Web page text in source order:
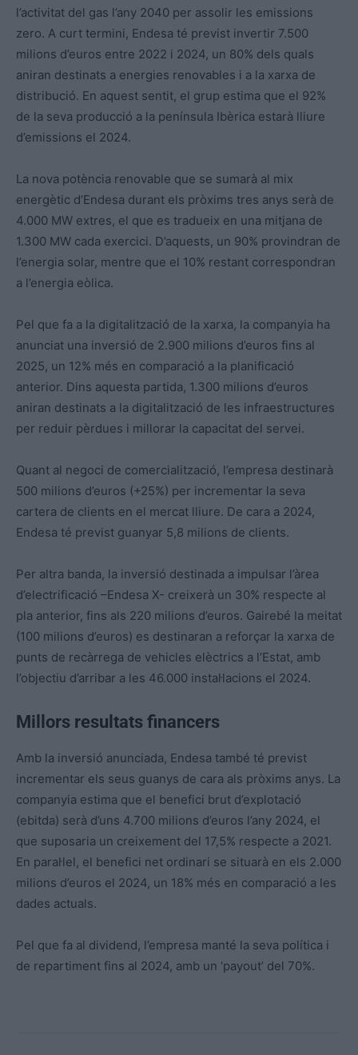
l’activitat del gas l’any 2040 per assolir les emissions
zero. A curt termini, Endesa té previst invertir 7.500
milions d’euros entre 2022 i 2024, un 80% dels quals
aniran destinats a energies renovables i a la xarxa de
distribució. En aquest sentit, el grup estima que el 92%
de la seva producció a la península Ibèrica estarà lliure
d’emissions el 2024.
La nova potència renovable que se sumarà al mix
energètic d’Endesa durant els pròxims tres anys serà de
4.000 MW extres, el que es tradueix en una mitjana de
1.300 MW cada exercici. D’aquests, un 90% provindran de
l’energia solar, mentre que el 10% restant correspondran
a l’energia eòlica.
Pel que fa a la digitalització de la xarxa, la companyia ha
anunciat una inversió de 2.900 milions d’euros fins al
2025, un 12% més en comparació a la planificació
anterior. Dins aquesta partida, 1.300 milions d’euros
aniran destinats a la digitalització de les infraestructures
per reduir pèrdues i millorar la capacitat del servei.
Quant al negoci de comercialització, l’empresa destinarà
500 milions d’euros (+25%) per incrementar la seva
cartera de clients en el mercat lliure. De cara a 2024,
Endesa té previst guanyar 5,8 milions de clients.
Per altra banda, la inversió destinada a impulsar l’àrea
d’electrificació –Endesa X- creixerà un 30% respecte al
pla anterior, fins als 220 milions d’euros. Gairebé la meitat
(100 milions d’euros) es destinaran a reforçar la xarxa de
punts de recàrrega de vehicles elèctrics a l’Estat, amb
l’objectiu d’arribar a les 46.000 instal·lacions el 2024.
Millors resultats financers
Amb la inversió anunciada, Endesa també té previst
incrementar els seus guanys de cara als pròxims anys. La
companyia estima que el benefici brut d’explotació
(ebitda) serà d’uns 4.700 milions d’euros l’any 2024, el
que suposaria un creixement del 17,5% respecte a 2021.
En paral·lel, el benefici net ordinari se situarà en els 2.000
milions d’euros el 2024, un 18% més en comparació a les
dades actuals.
Pel que fa al dividend, l’empresa manté la seva política i
de repartiment fins al 2024, amb un ‘payout’ del 70%.